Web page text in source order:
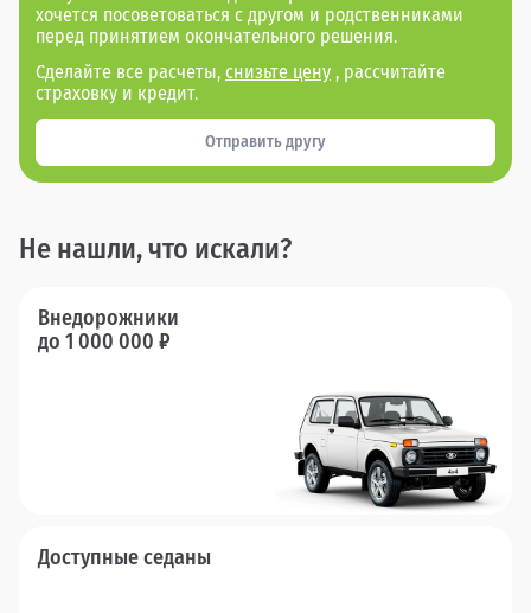
хочется посоветоваться с другом и родственниками
перед принятием окончательного решения.
Сделайте все расчеты, снизьте цену , рассчитайте
страховку и кредит.
Отправить другу
Не нашли, что искали?
Внедорожники
до 1 000 000 ₽
Доступные седаны